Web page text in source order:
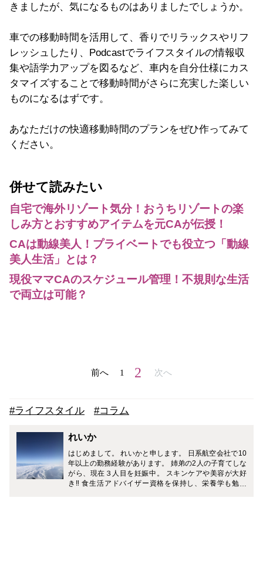
きましたが、気になるものはありましたでしょうか。
車での移動時間を活用して、香りでリラックスやリフ
レッシュしたり、Podcastでライフスタイルの情報収
集や語学力アップを図るなど、車内を自分仕様にカス
タマイズすることで移動時間がさらに充実した楽しい
ものになるはずです。
あなただけの快適移動時間のプランをぜひ作ってみて
ください。
併せて読みたい
自宅で海外リゾート気分！おうちリゾートの楽
しみ方とおすすめアイテムを元CAが伝授！
CAは動線美人！プライベートでも役立つ「動線
美人生活」とは？
現役ママCAのスケジュール管理！不規則な生活
で両立は可能？
前へ 1 2 次へ
#ライフスタイル #コラム
れいか
はじめまして。 れいかと申します。 日系航空会社で10
年以上の勤務経験があります。 姉弟の2人の子育てしな
がら、現在３人目を妊娠中。 スキンケアや美容が大好
き‼︎ 食生活アドバイザー資格を保持し、栄養学も勉強